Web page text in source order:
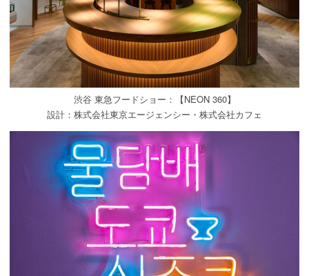
渋谷 東急フードショー：【NEON 360】
設計：株式会社東京エージェンシー・株式会社カフェ